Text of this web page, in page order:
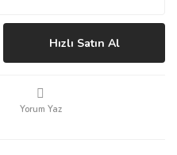
Hızlı Satın Al
Yorum Yaz